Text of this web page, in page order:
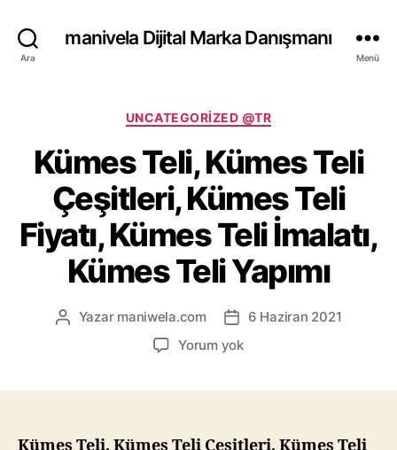
Ara
manivela Dijital Marka Danışmanı
Menü
Kategoriler
UNCATEGORIZED @TR
Kümes Teli, Kümes Teli
Çeşitleri, Kümes Teli
Fiyatı, Kümes Teli İmalatı,
Kümes Teli Yapımı
Yazının
Yazar maniwela.com
Yazı
tarihi
6 Haziran 2021
Yorum yokKümes
Kümes
Kümes Teli, Kümes Teli Çeşitleri, Kümes Teli